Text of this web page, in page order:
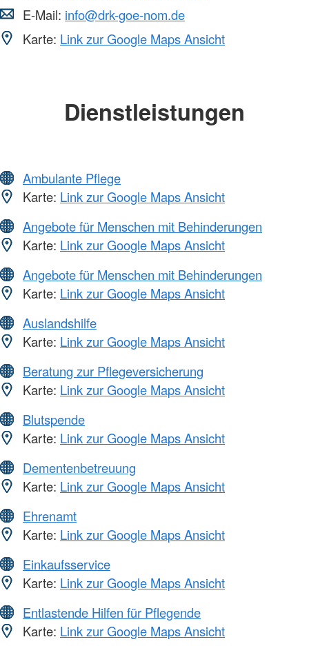
E-Mail: info@drk-goe-nom.de
Karte: Link zur Google Maps Ansicht
Dienstleistungen
Ambulante Pflege
Karte: Link zur Google Maps Ansicht
Angebote für Menschen mit Behinderungen
Karte: Link zur Google Maps Ansicht
Angebote für Menschen mit Behinderungen
Karte: Link zur Google Maps Ansicht
Auslandshilfe
Karte: Link zur Google Maps Ansicht
Beratung zur Pflegeversicherung
Karte: Link zur Google Maps Ansicht
Blutspende
Karte: Link zur Google Maps Ansicht
Dementenbetreuung
Karte: Link zur Google Maps Ansicht
Ehrenamt
Karte: Link zur Google Maps Ansicht
Einkaufsservice
Karte: Link zur Google Maps Ansicht
Entlastende Hilfen für Pflegende
Karte: Link zur Google Maps Ansicht